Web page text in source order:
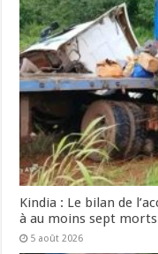
Kindia : Le bilan de
à au moins sept morts
5 août 2026